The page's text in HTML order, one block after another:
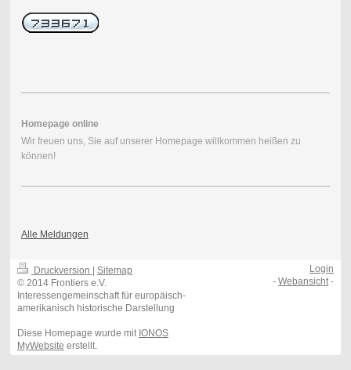
Homepage online
Wir freuen uns, Sie auf unserer Homepage willkommen heißen zu
können!
Alle Meldungen
Druckversion | Sitemap
© 2014 Frontiers e.V.
Interessengemeinschaft für europäisch-
amerikanisch historische Darstellung
Diese Homepage wurde mit IONOS
MyWebsite erstellt.
Login
-Webansicht-